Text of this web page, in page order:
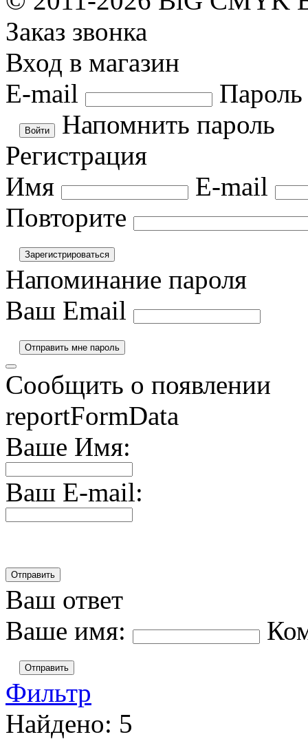
Заказ звонка
Вход в магазин
E-mail
Пароль
Напомнить пароль
Регистрация
Имя
E-mail
Повторите
Напоминание пароля
Ваш Email
Сообщить о появлении
reportFormData
Ваше Имя:
Ваш E-mail:
Ваш ответ
Ваше имя:
Отправить
Фильтр
Найдено: 5